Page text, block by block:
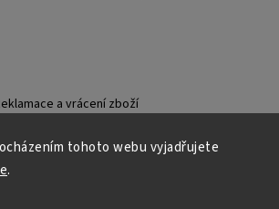
tohoto webu vyjadřujete
.
a vrácení zboží